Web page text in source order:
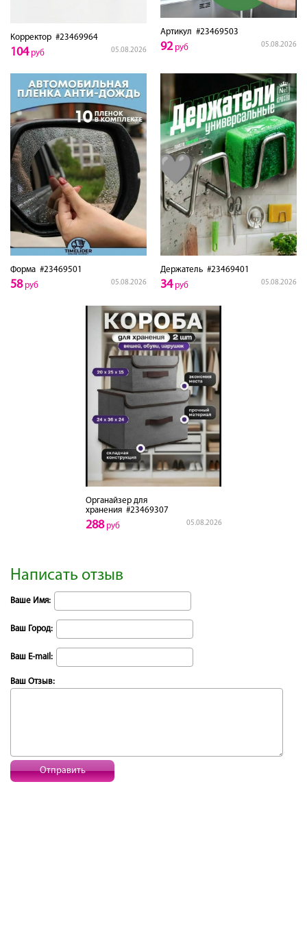
Корректор #23469964
05.08.2026
104руб
Артикул #23469503
05.08.2026
92руб
Форма #23469501
05.08.2026
58руб
Держатель #23469401
05.08.2026
34руб
Органайзер для
хранения#23469307
05.08.2026
288руб
Написать отзыв
Ваше Имя:
Ваш Город:
Ваш E-mail:
Ваш Отзыв:
Отправить